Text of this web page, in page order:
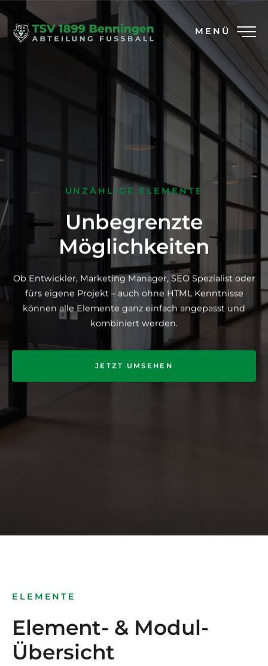
MENÜ
UNZÄHLIGE ELEMENTE
Unbegrenzte
Möglichkeiten
Ob Entwickler, Marketing Manager, SEO Spezialist oder
fürs eigene Projekt – auch ohne HTML Kenntnisse
können alle Elemente ganz einfach angepasst und
kombiniert werden.
JETZT UMSEHEN
ELEMENTE
Element- & Modul-
Übersicht